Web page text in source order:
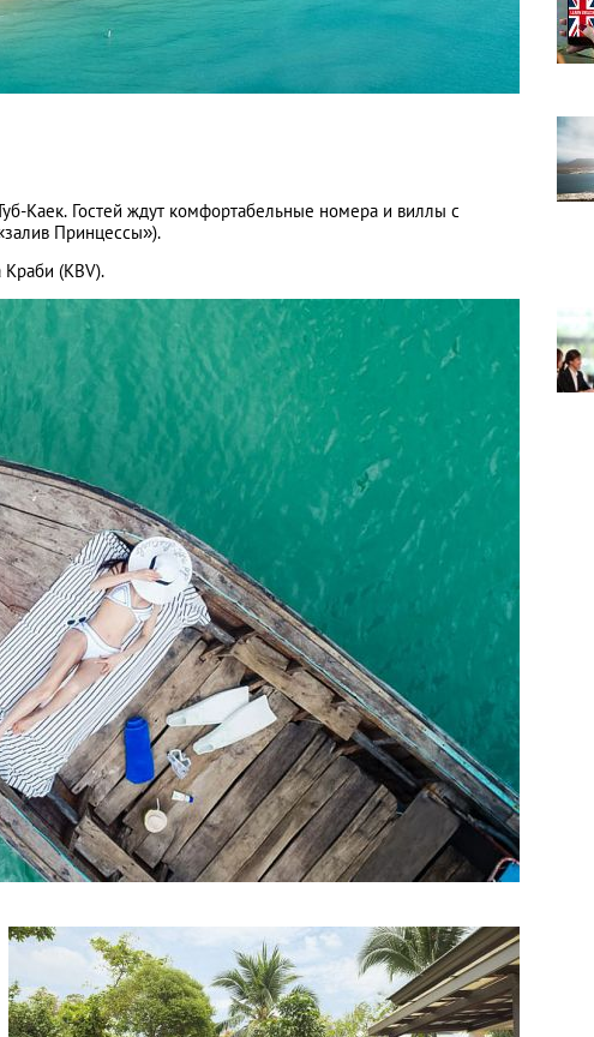
Каек. Гостей ждут комфортабельные номера и виллы с
Принцессы»).
(KBV).